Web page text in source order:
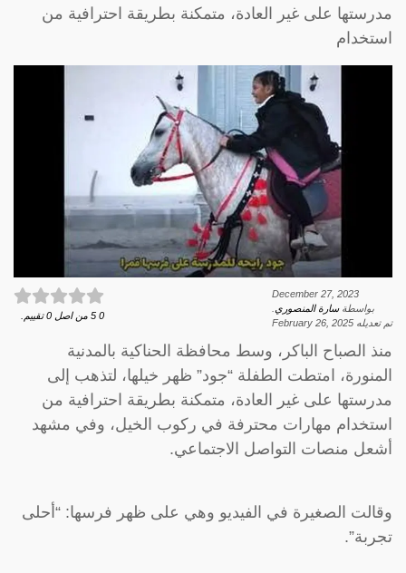
مدرستها على غير العادة، متمكنة بطريقة احترافية من
استخدام
December 27, 2023
بواسطةسارة المنصوري
تم تعديله February 26, 2025
0
5 من اصل 0 تقييم.
منذ الصباح الباكر، وسط محافظة الحناكية بالمدنية
المنورة، امتطت الطفلة “جود” ظهر خيلها، لتذهب إلى
مدرستها على غير العادة، متمكنة بطريقة احترافية من
استخدام مهارات محترفة في ركوب الخيل، وفي مشهد
أشعل منصات التواصل الاجتماعي.
وقالت الصغيرة في الفيديو وهي على ظهر فرسها: “أحلى
تجربة”.